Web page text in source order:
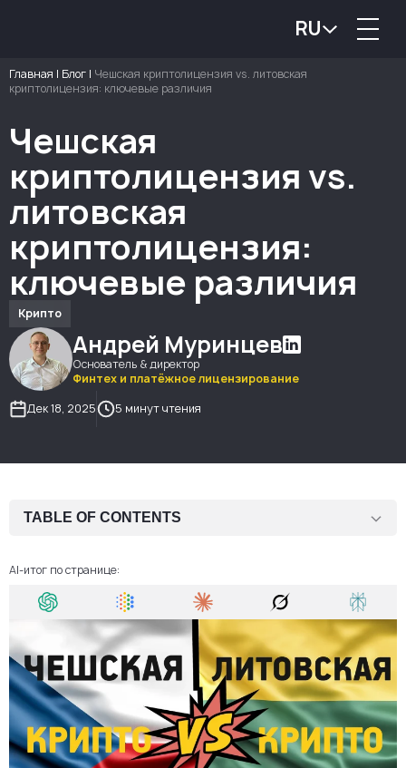
RU
Главная | Блог | Чешская криптолицензия vs. литовская
криптолицензия: ключевые различия
Чешская
криптолицензия vs.
литовская
криптолицензия:
ключевые различия
Крипто
Андрей Муринцев
Основатель & директор
Финтех и платёжное лицензирование
Дек 18, 2025
5 минут чтения
TABLE OF CONTENTS
3. Банковская инфраструктура и платёжные счета
4. Содержание и управление: практический взгляд MiCA
5. Капитал и лицензирование по MiCA
6. Сравнительная таблица: Чехия vs. Литва (контекст MiCA)
7. Какая юрисдикция подходит разным бизнес-моделям
AI-итог по странице: